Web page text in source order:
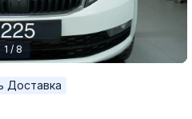
1 / 8
Доставка